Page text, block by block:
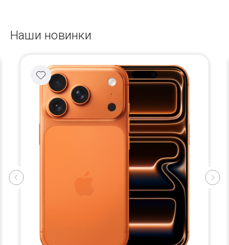
Наши новинки